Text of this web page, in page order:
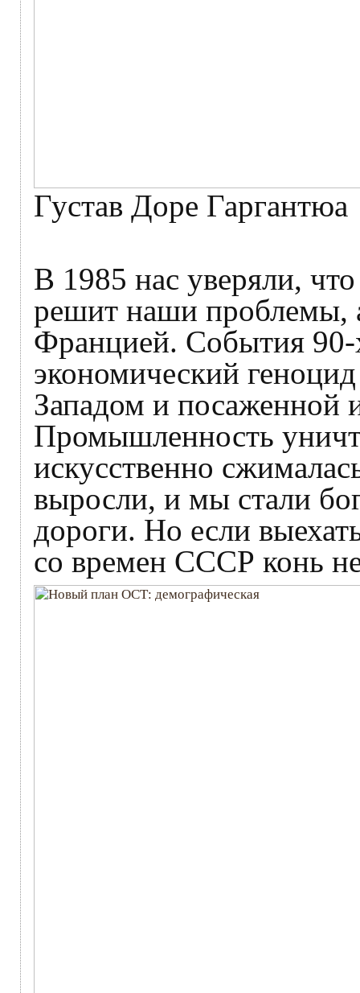
Густав Доре Гаргантюа
В 1985 нас уверяли,
решит наши проблемы,
Францией. События 90-
экономический
Западом и посаженной
Промышленность
искусственно
выросли, и мы стали
дороги. Но если
со времен СССР конь